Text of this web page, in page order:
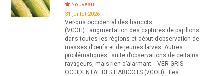
Nouveau
31 juillet 2026
Ver-gris occidental des haricots
(VGOH) : augmentation des captures de papillons
dans toutes les régions et début d’observation de
masses d’œufs et de jeunes larves. Autres
problématiques : suite d’observations de certains
ravageurs, mais rien d’alarmant. VER-GRIS
OCCIDENTAL DES HARICOTS (VGOH) Les